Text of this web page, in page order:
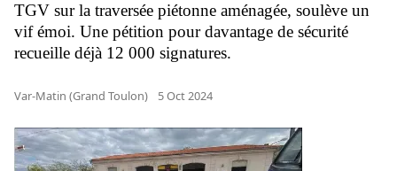
TGV sur la traversée piétonne aménagée, soulève un
vif émoi. Une pétition pour davantage de sécurité
recueille déjà 12 000 signatures.
Var-Matin (Grand Toulon) 5 Oct 2024